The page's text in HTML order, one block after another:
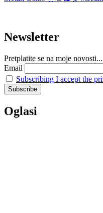
Newsletter
Pretplatite se na moje novosti...
Email
Subscribing I accept the
Oglasi